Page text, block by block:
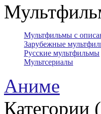
Мультфильмы с
Зарубежные
Русские мультфильмы
Мультсериалы
Аниме
Категории